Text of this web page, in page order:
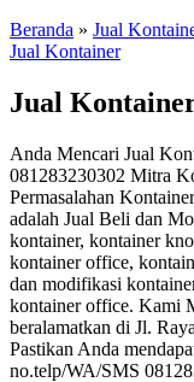
Beranda » Jual
Jual Kontainer
Jual
Anda Mencari Jual
081283230302 Mitra
Permasalahan
adalah Jual Beli dan
kontainer, kontainer
kontainer office,
dan modifikasi
kontainer office. Kami
beralamatkan di Jl.
Pastikan Anda
no.telp/WA/SMS